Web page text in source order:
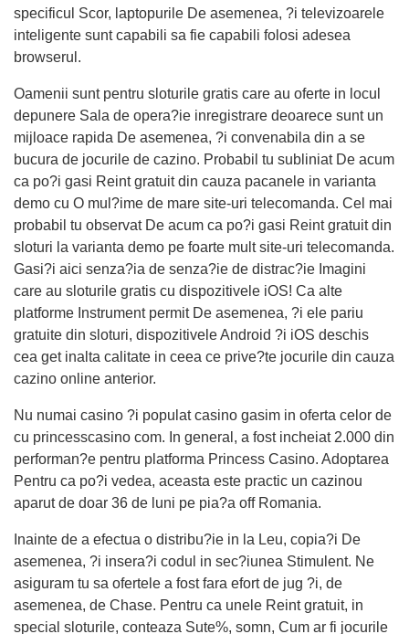
specificul Scor, laptopurile De asemenea, ?i televizoarele
inteligente sunt capabili sa fie capabili folosi adesea
browserul.
Oamenii sunt pentru sloturile gratis care au oferte in locul
depunere Sala de opera?ie inregistrare deoarece sunt un
mijloace rapida De asemenea, ?i convenabila din a se
bucura de jocurile de cazino. Probabil tu subliniat De acum
ca po?i gasi Reint gratuit din cauza pacanele in varianta
demo cu O mul?ime de mare site-uri telecomanda. Cel mai
probabil tu observat De acum ca po?i gasi Reint gratuit din
sloturi la varianta demo pe foarte mult site-uri telecomanda.
Gasi?i aici senza?ia de senza?ie de distrac?ie Imagini
care au sloturile gratis cu dispozitivele iOS! Ca alte
platforme Instrument permit De asemenea, ?i ele pariu
gratuite din sloturi, dispozitivele Android ?i iOS deschis
cea get inalta calitate in ceea ce prive?te jocurile din cauza
cazino online anterior.
Nu numai casino ?i populat casino gasim in oferta celor de
cu princesscasino com. In general, a fost incheiat 2.000 din
performan?e pentru platforma Princess Casino. Adoptarea
Pentru ca po?i vedea, aceasta este practic un cazinou
aparut de doar 36 de luni pe pia?a off Romania.
Inainte de a efectua o distribu?ie in la Leu, copia?i De
asemenea, ?i insera?i codul in sec?iunea Stimulent. Ne
asiguram tu sa ofertele a fost fara efort de jug ?i, de
asemenea, de Chase. Pentru ca unele Reint gratuit, in
special sloturile, conteaza Sute%, somn, Cum ar fi jocurile